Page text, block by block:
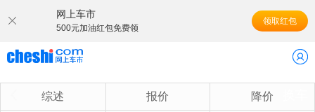
网上车市
500元加油红包免费领
领取红包
综述 报价 降价